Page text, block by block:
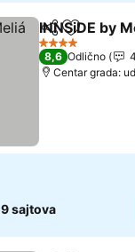
Deli Dodati u
INNSiDE by
4 Zvezdice
8,6 Odlično
Centar grada:
9 sajtova